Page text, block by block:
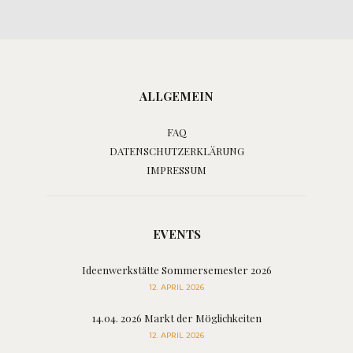
ALLGEMEIN
FAQ
DATENSCHUTZERKLÄRUNG
IMPRESSUM
EVENTS
Ideenwerkstätte Sommersemester 2026
12. APRIL 2026
14.04. 2026 Markt der Möglichkeiten
12. APRIL 2026